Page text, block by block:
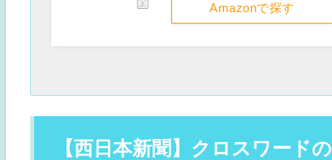
Amazonで探す
【西日本新聞】クロスワード